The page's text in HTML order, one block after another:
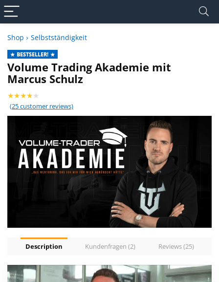
Shop Selbstständigkeit
BESTSELLER!
Volume Trading Akademie mit
Marcus Schulz
★★★★★
(25customer reviews)
Description Kundenfragen (2) Reviews (25)